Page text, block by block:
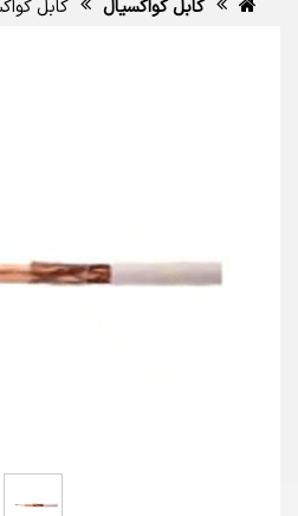
کابل کواکسیال کابل کواکسیال 2 5